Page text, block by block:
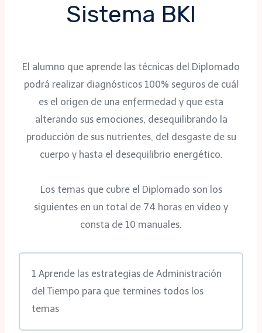
Sistema BKI
El alumno que aprende las técnicas del Diplomado
podrá realizar diagnósticos 100% seguros de cuál
es el origen de una enfermedad y que esta
alterando sus emociones, desequilibrando la
producción de sus nutrientes, del desgaste de su
cuerpo y hasta el desequilibrio energético.
Los temas que cubre el Diplomado son los
siguientes en un total de 74 horas en vídeo y
consta de 10 manuales.
1 Aprende las estrategias de Administración
del Tiempo para que termines todos los
temas